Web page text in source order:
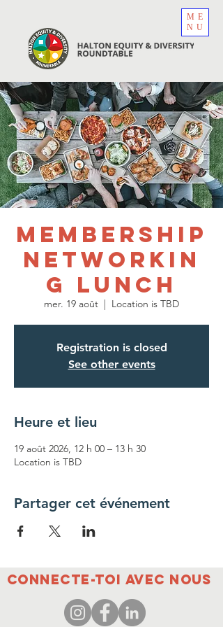
ME
NU
Membership
Networkin
g Lunch
mer. 19 août
  |
Location is TBD
Registration is closed
See other events
Heure et lieu
19 août 2026, 12 h 00 – 13 h 30
Location is TBD
Partager cet événement
Connecte-toi avec nous